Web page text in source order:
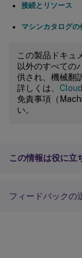
接続とリソース
マシンカタログの
この製品ドキュ
以外のすべての
供され、機械翻
詳しくは、
免責事項（
い。
この情報は役に立
フィードバックの